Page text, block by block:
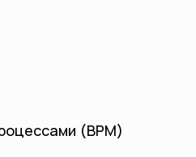
(BPM)